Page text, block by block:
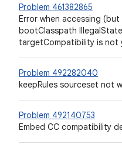
Problem 461382865
Error when accessing
bootClasspath
targetCompatibility is not
Problem 492282040
keepRules sourceset not
Problem 492140753
Embed CC compatibility